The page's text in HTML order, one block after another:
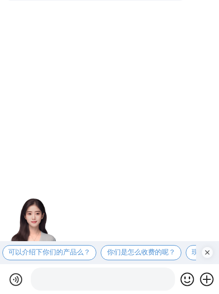
可以介绍下你们的产品么？ 你们是怎么收费的呢？ 现在有